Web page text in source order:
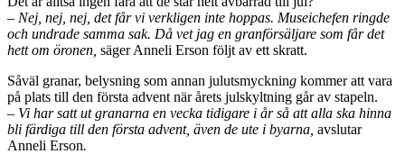
– Nej, nej, nej, det får vi verkligen inte hoppas. Museichefen ringde
och undrade samma sak. Då vet jag en granförsäljare som får det
hett om öronen, säger Anneli Erson följt av ett skratt.
Såväl granar, belysning som annan julutsmyckning kommer att vara
på plats till den första advent när årets julskyltning går av stapeln.
– Vi har satt ut granarna en vecka tidigare i år så att alla ska hinna
bli färdiga till den första advent, även de ute i byarna, avslutar
Anneli Erson.